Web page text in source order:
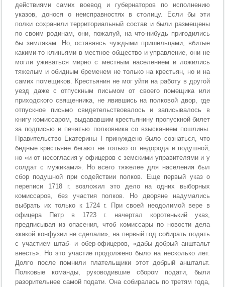
действиями самих воевод и губернаторов по исполнению
указов, донося о неисправностях в столицу. Если бы эти
полки сохранили территориальный состав и были размещены
по своим родинам, они, пожалуй, на что-нибудь пригодились
бы землякам. Но, оставаясь чуждыми пришельцами, вбитые
какими-то клиньями в местное общество и управление, они не
могли уживаться мирно с местным населением и ложились
тяжелым и обидным бременем не только на крестьян, но и на
самих помещиков. Крестьянин не мог уйти на работу в другой
уезд даже с отпускным письмом от своего помещика или
приходского священника, не явившись на полковой двор, где
отпускное письмо свидетельствовалось и записывалось в
книгу комиссаром, выдававшим крестьянину пропускной билет
за подписью и печатью полковника со взысканием пошлины.
Правительство Екатерины I принуждено было сознаться, что
бедные крестьяне бегают не только от недорода и подушной,
но «и от несогласия у офицеров с земскими управителями и у
солдат с мужиками». Но всего тяжелее для населения был
сбор подушной при содействии полков. Еще первый указ о
переписи 1718 г. возложил это дело на одних выборных
комиссаров, без участия полков. Но дворяне надумались
выбрать их только к 1724 г. При своей неодолимой вере в
офицера Петр в 1723 г. начертал коротенький указ,
предписывая из опасения, чтоб комиссары по новости дела
«какой конфузии не сделали», на первый год собирать подать
с участием штаб- и обер-офицеров, «дабы добрый анштальт
внесть». Но это участие продолжено было на несколько лет.
Долго после помнили плательщики этот добрый анштальт.
Полковые команды, руководившие сбором подати, были
разорительнее самой подати. Она собиралась по третям года,